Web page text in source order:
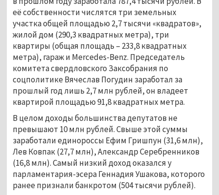
её собственности числятся три земельных
участка общей площадью 2,7 тысячи «квадратов»,
жилой дом (290,3 квадратных метра), три
квартиры (общая площадь – 233,8 квадратных
метра), гараж и Mercedes-Benz. Председатель
комитета свердловского Заксобрания по
соцполитике Вячеслав Погудин заработал за
прошлый год лишь 2,7 млн рублей, он владеет
квартирой площадью 91,8 квадратных метра.
В целом доходы большинства депутатов не
превышают 10 млн рублей. Свыше этой суммы
заработали единороссы Ефим Гришпун (31,6 млн),
Лев Ковпак (27,7 млн), Александр Серебренников
(16,8 млн). Самый низкий доход оказался у
парламентария-эсера Геннадия Ушакова, которого
ранее признали банкротом (504 тысячи рублей).